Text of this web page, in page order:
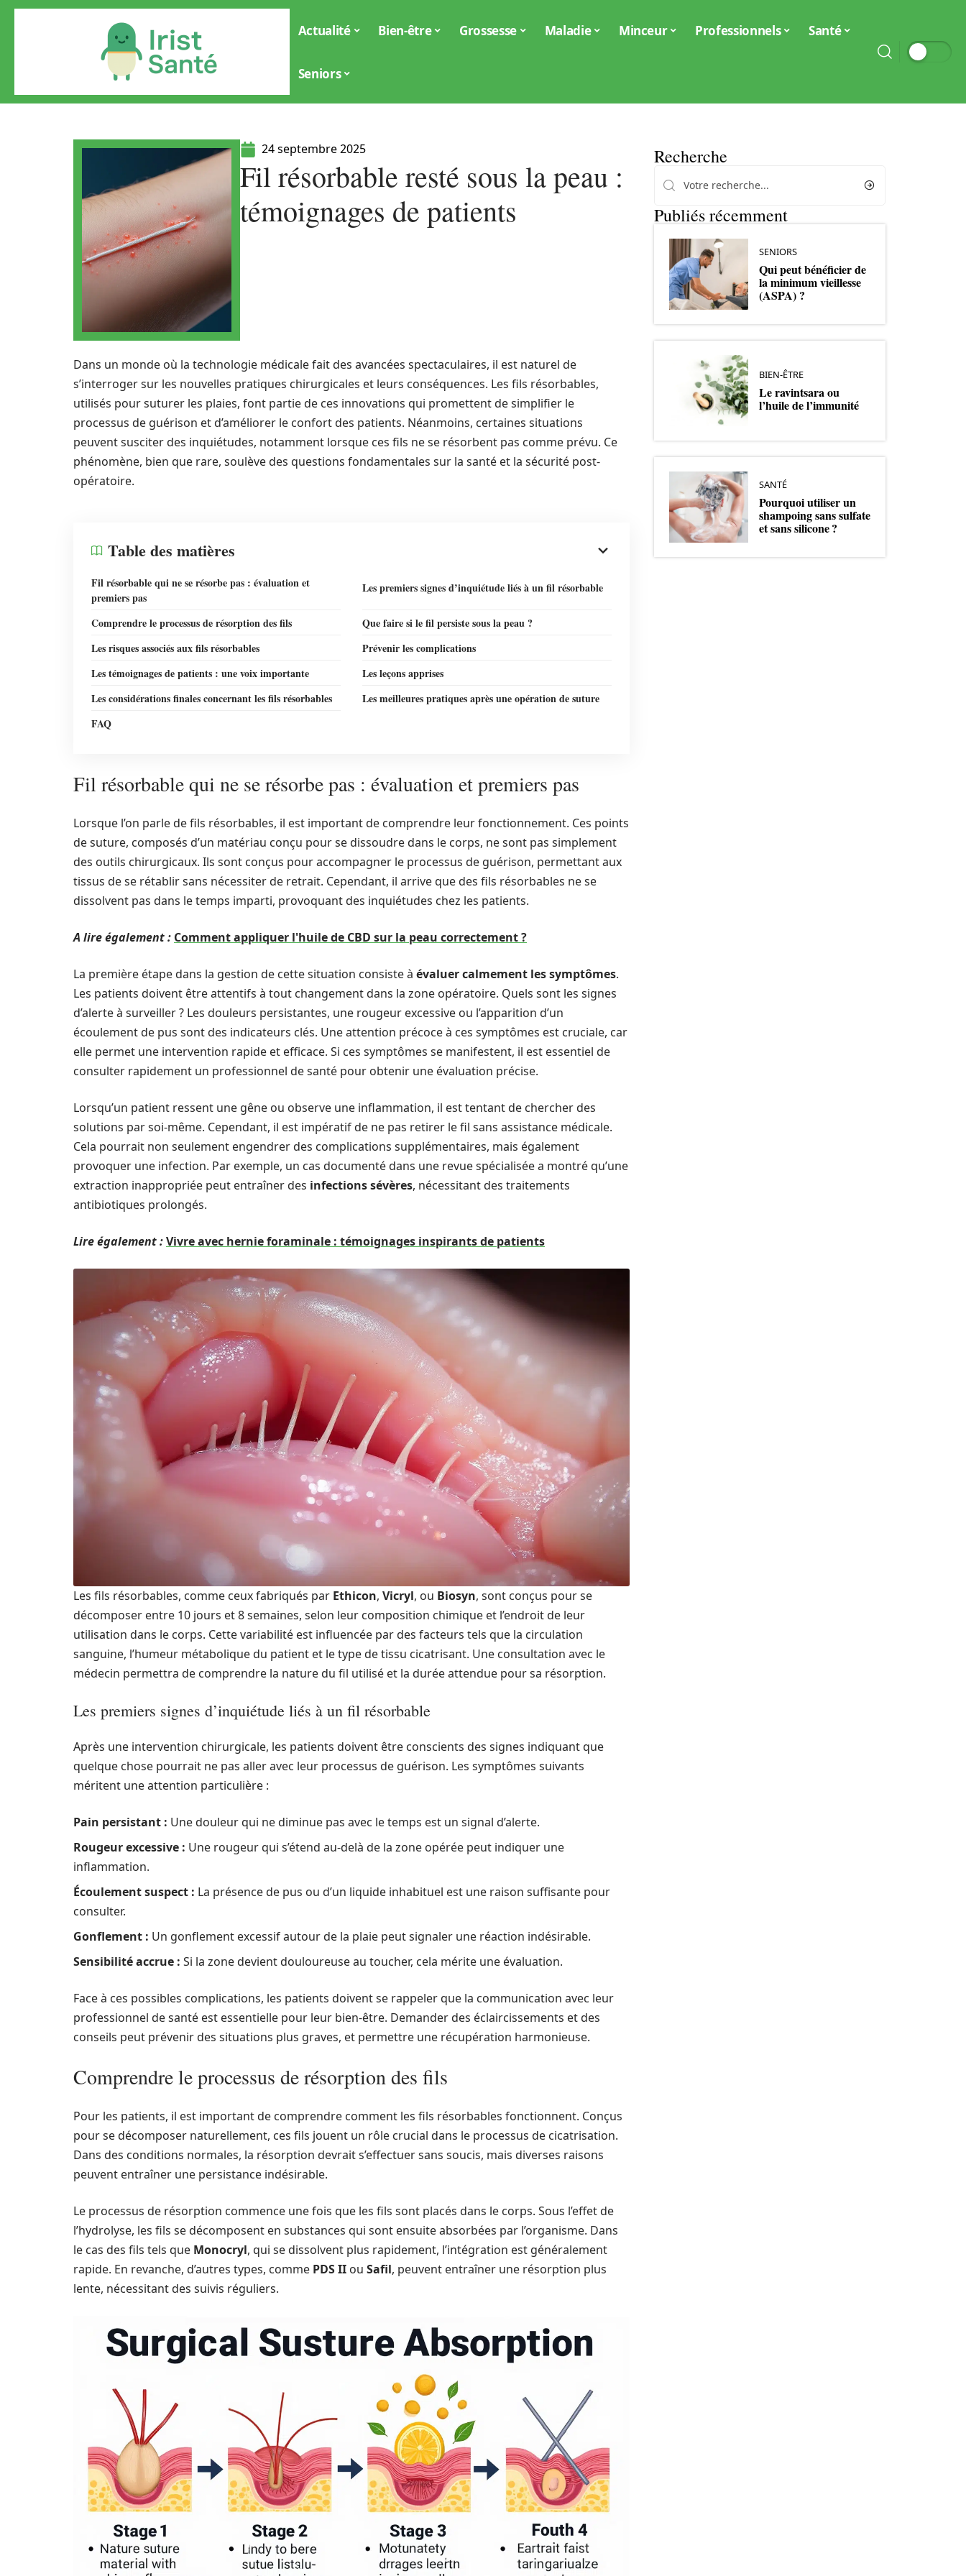
Actualité Bien-être Grossesse Maladie Minceur Professionnels Santé
Seniors
24 septembre 2025
Fil résorbable resté sous la peau :
témoignages de patients
Dans un monde où la technologie médicale fait des avancées spectaculaires, il est naturel de
s’interroger sur les nouvelles pratiques chirurgicales et leurs conséquences. Les fils résorbables,
utilisés pour suturer les plaies, font partie de ces innovations qui promettent de simplifier le
processus de guérison et d’améliorer le confort des patients. Néanmoins, certaines situations
peuvent susciter des inquiétudes, notamment lorsque ces fils ne se résorbent pas comme prévu. Ce
phénomène, bien que rare, soulève des questions fondamentales sur la santé et la sécurité post-
opératoire.
Table des matières
Fil résorbable qui ne se résorbe pas : évaluation et
premiers pas
Les premiers signes d’inquiétude liés à un fil résorbable
Comprendre le processus de résorption des fils
Que faire si le fil persiste sous la peau ?
Les risques associés aux fils résorbables
Prévenir les complications
Les témoignages de patients : une voix importante
Les leçons apprises
Les considérations finales concernant les fils résorbables
Les meilleures pratiques après une opération de suture
FAQ
Fil résorbable qui ne se résorbe pas : évaluation et premiers pas
Lorsque l’on parle de fils résorbables, il est important de comprendre leur fonctionnement. Ces points
de suture, composés d’un matériau conçu pour se dissoudre dans le corps, ne sont pas simplement
des outils chirurgicaux. Ils sont conçus pour accompagner le processus de guérison, permettant aux
tissus de se rétablir sans nécessiter de retrait. Cependant, il arrive que des fils résorbables ne se
dissolvent pas dans le temps imparti, provoquant des inquiétudes chez les patients.
A lire également : Comment appliquer l'huile de CBD sur la peau correctement ?
La première étape dans la gestion de cette situation consiste à évaluer calmement les symptômes.
Les patients doivent être attentifs à tout changement dans la zone opératoire. Quels sont les signes
d’alerte à surveiller ? Les douleurs persistantes, une rougeur excessive ou l’apparition d’un
écoulement de pus sont des indicateurs clés. Une attention précoce à ces symptômes est cruciale, car
elle permet une intervention rapide et efficace. Si ces symptômes se manifestent, il est essentiel de
consulter rapidement un professionnel de santé pour obtenir une évaluation précise.
Lorsqu’un patient ressent une gêne ou observe une inflammation, il est tentant de chercher des
solutions par soi-même. Cependant, il est impératif de ne pas retirer le fil sans assistance médicale.
Cela pourrait non seulement engendrer des complications supplémentaires, mais également
provoquer une infection. Par exemple, un cas documenté dans une revue spécialisée a montré qu’une
extraction inappropriée peut entraîner des infections sévères, nécessitant des traitements
antibiotiques prolongés.
Lire également :Vivre avec hernie foraminale : témoignages inspirants de patients
Les fils résorbables, comme ceux fabriqués par Ethicon, Vicryl, ou Biosyn, sont conçus pour se
décomposer entre 10 jours et 8 semaines, selon leur composition chimique et l’endroit de leur
utilisation dans le corps. Cette variabilité est influencée par des facteurs tels que la circulation
sanguine, l’humeur métabolique du patient et le type de tissu cicatrisant. Une consultation avec le
médecin permettra de comprendre la nature du fil utilisé et la durée attendue pour sa résorption.
Les premiers signes d’inquiétude liés à un fil résorbable
Après une intervention chirurgicale, les patients doivent être conscients des signes indiquant que
quelque chose pourrait ne pas aller avec leur processus de guérison. Les symptômes suivants
méritent une attention particulière :
Pain persistant : Une douleur qui ne diminue pas avec le temps est un signal d’alerte.
Rougeur excessive : Une rougeur qui s’étend au-delà de la zone opérée peut indiquer une
inflammation.
Écoulement suspect : La présence de pus ou d’un liquide inhabituel est une raison suffisante pour
consulter.
Gonflement : Un gonflement excessif autour de la plaie peut signaler une réaction indésirable.
Sensibilité accrue : Si la zone devient douloureuse au toucher, cela mérite une évaluation.
Face à ces possibles complications, les patients doivent se rappeler que la communication avec leur
professionnel de santé est essentielle pour leur bien-être. Demander des éclaircissements et des
conseils peut prévenir des situations plus graves, et permettre une récupération harmonieuse.
Comprendre le processus de résorption des fils
Pour les patients, il est important de comprendre comment les fils résorbables fonctionnent. Conçus
pour se décomposer naturellement, ces fils jouent un rôle crucial dans le processus de cicatrisation.
Dans des conditions normales, la résorption devrait s’effectuer sans soucis, mais diverses raisons
peuvent entraîner une persistance indésirable.
Le processus de résorption commence une fois que les fils sont placés dans le corps. Sous l’effet de
l’hydrolyse, les fils se décomposent en substances qui sont ensuite absorbées par l’organisme. Dans
le cas des fils tels que Monocryl, qui se dissolvent plus rapidement, l’intégration est généralement
rapide. En revanche, d’autres types, comme PDS II ou Safil, peuvent entraîner une résorption plus
lente, nécessitant des suivis réguliers.
Recherche
Publiés récemment
SENIORS
Qui peut bénéficier de
la minimum vieillesse
(ASPA) ?
BIEN-ÊTRE
Le ravintsara ou
l’huile de l’immunité
SANTÉ
Pourquoi utiliser un
shampoing sans sulfate
et sans silicone ?